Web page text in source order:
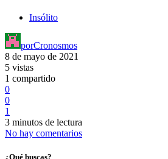
Insólito
porCronosmos
8 de mayo de 2021
5 vistas
1 compartido
0
0
1
3 minutos de lectura
No hay comentarios
¿Qué buscas?